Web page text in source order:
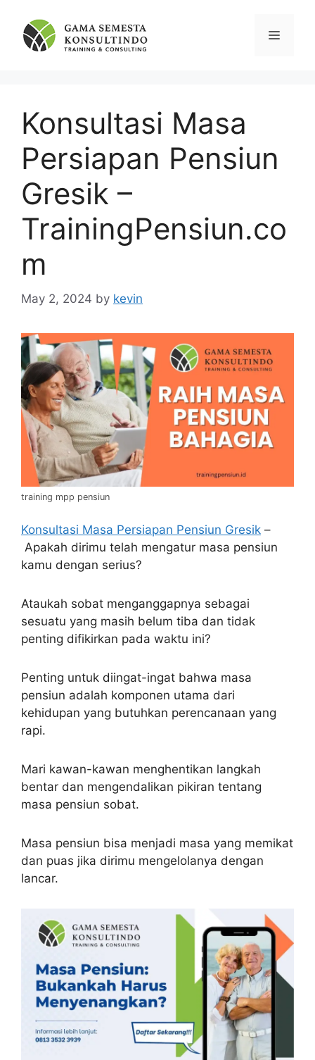
content
Menu
Konsultasi Masa
Persiapan Pensiun
Gresik –
TrainingPensiun.co
m
May 2, 2024 by kevin
training mpp pensiun
Konsultasi Masa Persiapan Pensiun Gresik –
Apakah dirimu telah mengatur masa pensiun
kamu dengan serius?
Ataukah sobat menganggapnya sebagai
sesuatu yang masih belum tiba dan tidak
penting difikirkan pada waktu ini?
Penting untuk diingat-ingat bahwa masa
pensiun adalah komponen utama dari
kehidupan yang butuhkan perencanaan yang
rapi.
Mari kawan-kawan menghentikan langkah
bentar dan mengendalikan pikiran tentang
masa pensiun sobat.
Masa pensiun bisa menjadi masa yang memikat
dan puas jika dirimu mengelolanya dengan
lancar.